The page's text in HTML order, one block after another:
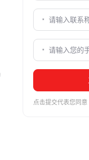
点击提交代表您同意